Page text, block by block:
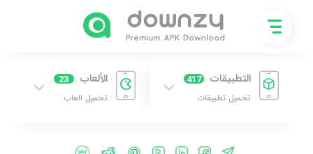
التطبيقات 417
تحميل تطبيقات
الألعاب 23
تحميل العاب